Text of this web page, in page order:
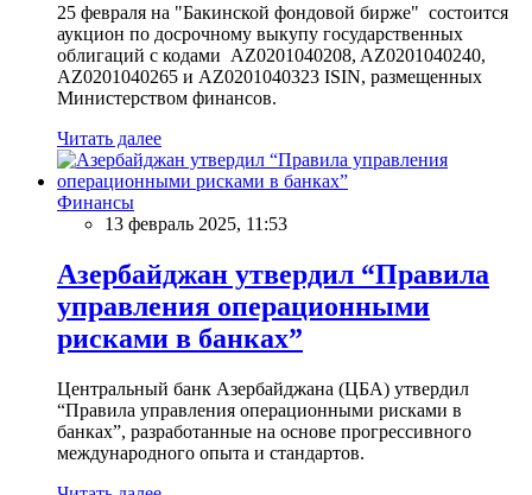
25 февраля на "Бакинской фондовой бирже" состоится
аукцион по досрочному выкупу государственных
облигаций с кодами AZ0201040208, AZ0201040240,
AZ0201040265 и AZ0201040323 ISIN, размещенных
Министерством финансов.
Читать далее
Финансы
13 февраль 2025, 11:53
Азербайджан утвердил “Правила
управления операционными
рисками в банках”
Центральный банк Азербайджана (ЦБА) утвердил
“Правила управления операционными рисками в
банках”, разработанные на основе прогрессивного
международного опыта и стандартов.